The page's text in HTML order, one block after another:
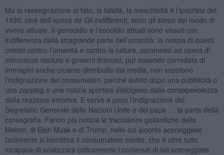
Ma la rassegnazione al fato, la falsità, la meschinità e l’ipocrisia del
1930, cioè dell’epoca de Gli indifferenti, sono gli stessi del modo di
vivere attuale. Il genocidio e l’ecocidio attuali sono vissuti con
indifferenza dalla stragrande parte dell’umanità: la notizia di questi
crimini contro l’umanità e contro la natura, commessi ad opera di
minoranze risolute e governi tirannici, pur essendo corredata di
immagini anche cruente distribuite dai media, non scuotono
l’indignazione dei consumatori, perché subito dopo una pubblicità o
uno zapping o una notizia sportiva distolgono dalla consapevolezza
della reazione emotiva. E serve a poco l’indignazione del
Segretario Generale delle Nazioni Unite o del papa … fa parte della
coreografia. Fanno più notizia le tracotanze goliardiche della
Meloni, di Elon Musk e di Trump, nelle cui ipocrite sceneggiate
facilmente si identifica il consumatore medio, che è oltre tutto
incapace di analizzare criticamente i contenuti di tali sceneggiate.